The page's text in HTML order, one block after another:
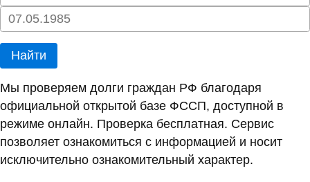
Найти
Мы проверяем долги граждан РФ благодаря
официальной открытой базе ФССП, доступной в
режиме онлайн. Проверка бесплатная. Сервис
позволяет ознакомиться с информацией и носит
исключительно ознакомительный характер.